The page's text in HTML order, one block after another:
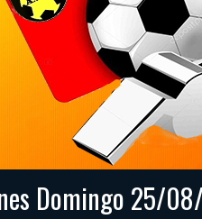
Domingo 25/